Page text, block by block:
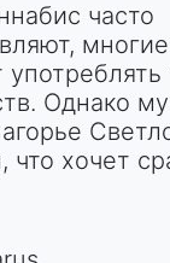
часто
многие
Однако
хочет